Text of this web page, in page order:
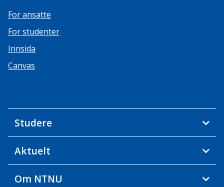
For ansatte
For studenter
Innsida
Canvas
Studere
Aktuelt
Om NTNU